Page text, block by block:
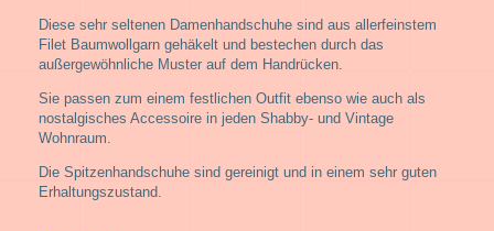
Diese sehr seltenen Damenhandschuhe sind aus allerfeinstem
Filet Baumwollgarn gehäkelt und bestechen durch das
außergewöhnliche Muster auf dem Handrücken.
Sie passen zum einem festlichen Outfit ebenso wie auch als
nostalgisches Accessoire in jeden Shabby- und Vintage
Wohnraum.
Die Spitzenhandschuhe sind gereinigt und in einem sehr guten
Erhaltungszustand.